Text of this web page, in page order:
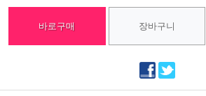
바로구매 장바구니